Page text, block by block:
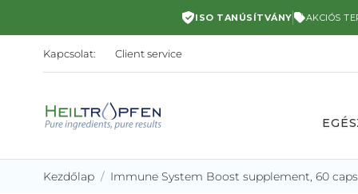
ISO TANÚSÍTVÁNY AKCIÓS
Kapcsolat: Client service
Kezdőlap Immune System Boost supplement, 60